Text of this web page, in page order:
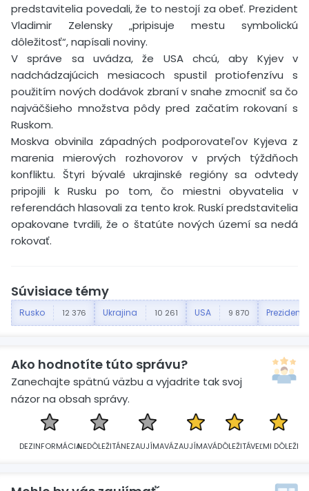
predstavitelia povedali, že to nestojí za obeť. Prezident
Vladimir Zelensky „pripisuje mestu symbolickú
dôležitosť“, napísali noviny.
V správe sa uvádza, že USA chcú, aby Kyjev v
nadchádzajúcich mesiacoch spustil protiofenzívu s
použitím nových dodávok zbraní v snahe zmocniť sa čo
najväčšieho množstva pôdy pred začatím rokovaní s
Ruskom.
Moskva obvinila západných podporovateľov Kyjeva z
marenia mierových rozhovorov v prvých týždňoch
konfliktu. Štyri bývalé ukrajinské regióny sa odvtedy
pripojili k Rusku po tom, čo miestni obyvatelia v
referendách hlasovali za tento krok. Ruskí predstavitelia
opakovane tvrdili, že o štatúte nových území sa nedá
rokovať.
Súvisiace témy
Rusko 12 376 Ukrajina 10 261 USA 9 870 Prezident
Ako hodnotíte túto správu?
Zanechajte spätnú väzbu a vyjadrite tak svoj
názor na obsah správy.
DEZINFORMÁCIANEDÔLEŽITÁNEZAUJÍMAVÁZAUJÍMAVÁDÔLEŽITÁVEĽMI DÔLEŽITÁ